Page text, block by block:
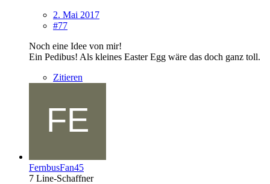
2. Mai 2017
#77
Noch eine Idee von mir!
Ein Pedibus! Als kleines Easter Egg wäre das doch ganz toll.
Zitieren
FernbusFan45
7 Line-Schaffner